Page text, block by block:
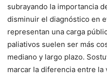
subrayando la importancia
disminuir el diagnóstico en
representan una carga
paliativos suelen ser más
mediano y largo plazo.
marcar la diferencia entre la